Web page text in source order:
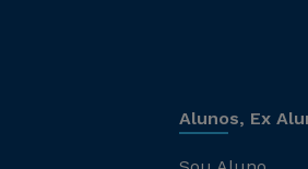
Alunos, Ex